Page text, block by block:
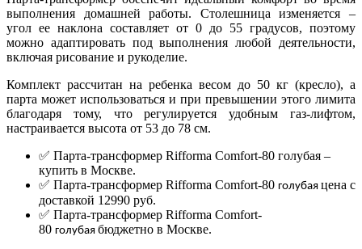
выполнения домашней работы. Столешница изменяется –
угол ее наклона составляет от 0 до 55 градусов, поэтому
можно адаптировать под выполнения любой деятельности,
включая рисование и рукоделие.
Комплект рассчитан на ребенка весом до 50 кг (кресло), а
парта может использоваться и при превышении этого лимита
благодаря тому, что регулируется удобным газ-лифтом,
настраивается высота от 53 до 78 см.
✅ Парта-трансформер Rifforma Comfort-80 голубая –
купить в Москве.
✅ Парта-трансформер Rifforma Comfort-80 голубая цена с
доставкой 12990 руб.
✅ Парта-трансформер Rifforma Comfort-
80 голубая бюджетно в Москве.